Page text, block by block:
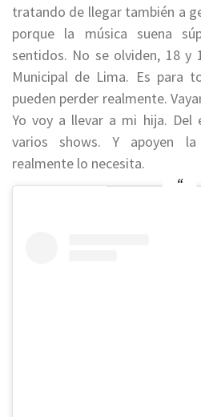
tratando de llegar también a
porque la música suena
sentidos. No se olviden, 18 y
Municipal de Lima. Es para
pueden perder realmente.
Yo voy a llevar a mi hija. Del
varios shows. Y apoyen
realmente lo necesita.